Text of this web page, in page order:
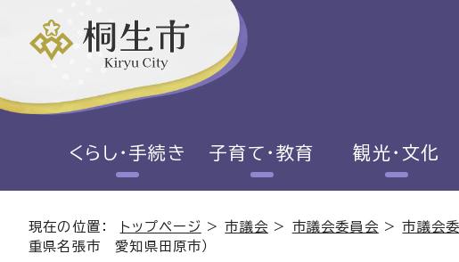
くらし・手続き 子育て・教育 観光・文化
現在の位置： トップページ >市議会 > 市議会委員会 >市議会
重県名張市 愛知県田原市）